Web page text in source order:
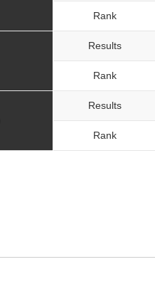
Rank
Results
Rank
Results
Rank